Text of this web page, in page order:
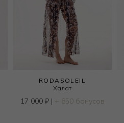
RODASOLEIL
Халат
17 000 ₽| + 850 бонусов